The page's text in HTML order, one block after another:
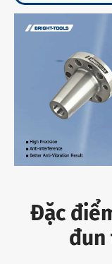
Đặc
đun